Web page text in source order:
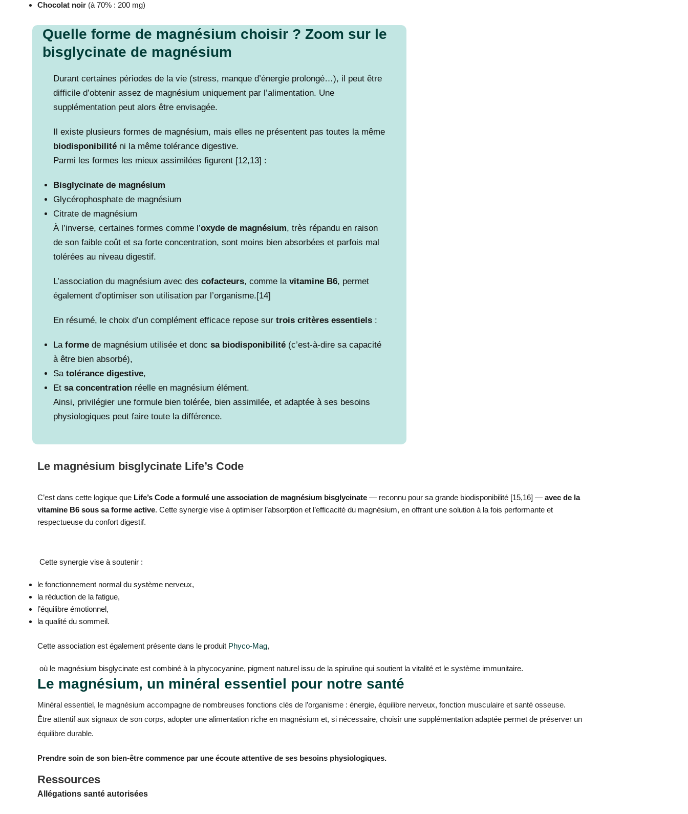
Chocolat noir (à 70% : 200 mg)
Quelle forme de magnésium choisir ? Zoom sur le
bisglycinate de magnésium
Durant certaines périodes de la vie (stress, manque d’énergie prolongé…), il peut être
difficile d’obtenir assez de magnésium uniquement par l’alimentation. Une
supplémentation peut alors être envisagée.
Il existe plusieurs formes de magnésium, mais elles ne présentent pas toutes la même
biodisponibilité ni la même tolérance digestive.
Parmi les formes les mieux assimilées figurent [12,13] :
Bisglycinate de magnésium
Glycérophosphate de magnésium
Citrate de magnésium
À l’inverse, certaines formes comme l’oxyde de magnésium, très répandu en raison
de son faible coût et sa forte concentration, sont moins bien absorbées et parfois mal
tolérées au niveau digestif.
L’association du magnésium avec descofacteurs, comme lavitamine B6, permet
également d’optimiser son utilisation par l’organisme.[14]
En résumé, le choix d’un complément efficace repose surtrois critères essentiels :
Laforme de magnésium utilisée et doncsa biodisponibilité (c’est-à-dire sa capacité
à être bien absorbé),
Satolérance digestive,
Etsa concentration réelle en magnésium élément.
Ainsi, privilégier une formule bien tolérée, bien assimilée, et adaptée à ses besoins
physiologiques peut faire toute la différence.
Le magnésium bisglycinate Life’s Code
C’est dans cette logique que Life’s Code a formulé une association de magnésium bisglycinate — reconnu pour sa grande biodisponibilité [15,16] —avec de la
vitamine B6 sous sa forme active. Cette synergie vise à optimiser l’absorption et l’efficacité du magnésium, en offrant une solution à la fois performante et
respectueuse du confort digestif.
Cette synergie vise à soutenir :
le fonctionnement normal du système nerveux,
la réduction de la fatigue,
l’équilibre émotionnel,
la qualité du sommeil.
Cette association est également présente dans le produit Phyco-Mag,
où le magnésium bisglycinate est combiné à la phycocyanine, pigment naturel issu de la spiruline qui soutient la vitalité et le système immunitaire.
Le magnésium, un minéral essentiel pour notre santé
Minéral essentiel, le magnésium accompagne de nombreuses fonctions clés de l’organisme : énergie, équilibre nerveux, fonction musculaire et santé osseuse.
Être attentif aux signaux de son corps, adopter une alimentation riche en magnésium et, si nécessaire, choisir une supplémentation adaptée permet de préserver un
équilibre durable.
Prendre soin de son bien-être commence par une écoute attentive de ses besoins physiologiques.
Ressources
Allégations santé autorisées